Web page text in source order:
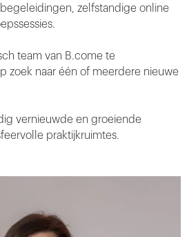
zelfstandige online
team van B.come te
zoek naar één of meerdere nieuwe
vernieuwde en groeiende
praktijkruimtes.